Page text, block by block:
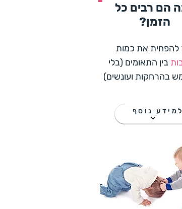
הם רבים כל
הזמן?
להפחית את כמות
בין התאומים (בלי
בהרחקות ועונשים)
למידע נוסף